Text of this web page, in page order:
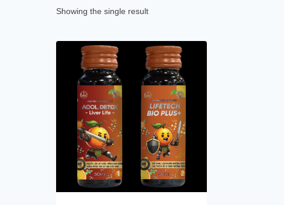
Showing the single result